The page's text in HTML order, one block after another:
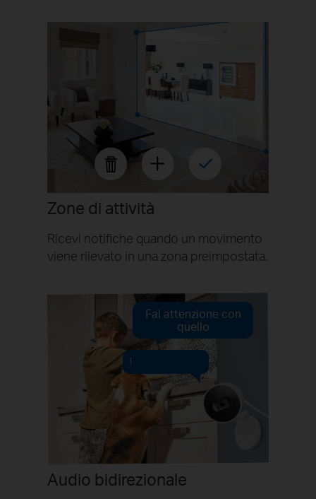
Zone di attività
Ricevi notifiche quando un movimento
viene rilevato in una zona preimpostata.
Fai attenzione con
quello
!
Audio bidirezionale